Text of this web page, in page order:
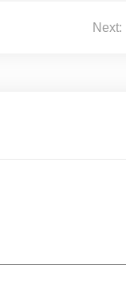
Next: